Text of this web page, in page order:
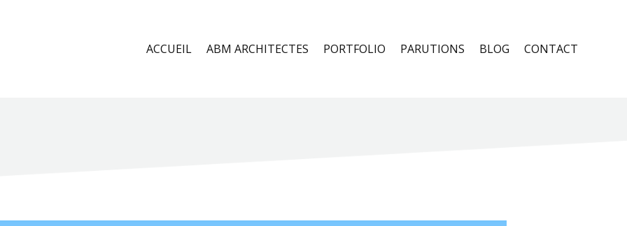
ACCUEIL ABM ARCHITECTES PORTFOLIO PARUTIONS BLOG CONTACT